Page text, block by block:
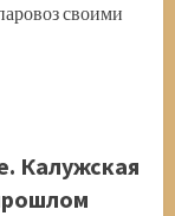
своими
Калужская